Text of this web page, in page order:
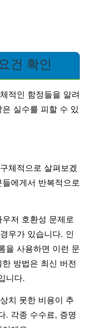
건 확인
적인 함정들을 알려
실수를 피할 수 있
체적으로 살펴보겠
에게서 반복적으로
저 호환성 문제로
우가 있습니다. 인
을 사용하면 이런 문
방법은 최신 버전
니다.
치 못한 비용이 추
. 각종 수수료, 증명